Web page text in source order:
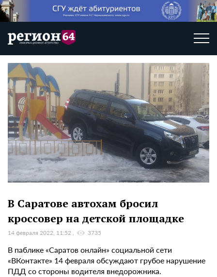
В Саратове автохам бросил
кроссовер на детской площадке
14 февраля 2022, 11:52 3735
В паблике «Саратов онлайн» социальной сети
«ВКонтакте» 14 февраля обсуждают грубое нарушение
ПДД со стороны водителя внедорожника.